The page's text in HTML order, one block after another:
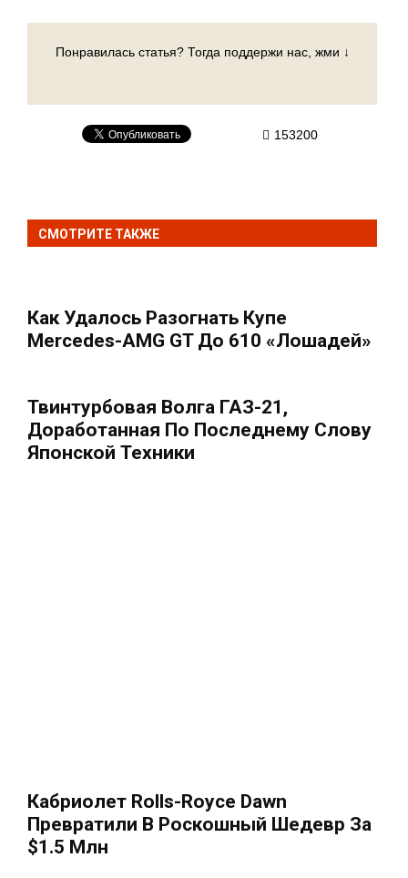
Понравилась статья? Тогда поддержи нас, жми ↓
153200
СМОТРИТЕ ТАКЖЕ
Как Удалось Разогнать Купе
Mercedes-AMG GT До 610 «лошадей»
Твинтурбовая Волга ГАЗ-21,
Доработанная По Последнему Слову
Японской Техники
Кабриолет Rolls-Royce Dawn
Превратили В Роскошный Шедевр За
$1.5 Млн